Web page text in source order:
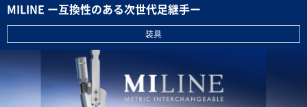
MILINE ー互換性のある次世代足継手ー
装具